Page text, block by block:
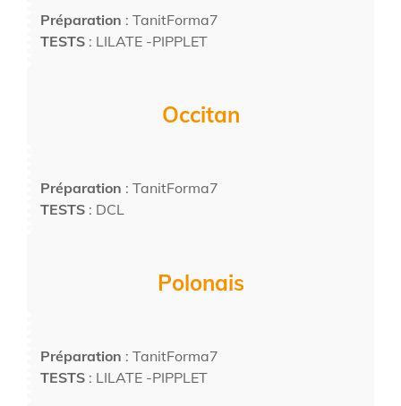
Préparation : TanitForma7
TESTS : LILATE -PIPPLET
Occitan
Préparation : TanitForma7
TESTS : DCL
Polonais
Préparation : TanitForma7
TESTS : LILATE -PIPPLET